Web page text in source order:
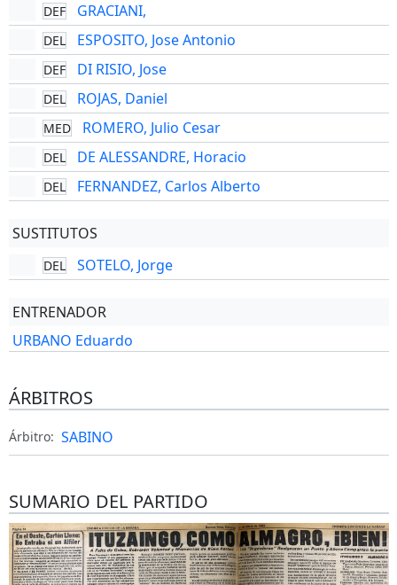
DEF GRACIANI,
DEL ESPOSITO, Jose Antonio
DEF DI RISIO, Jose
DEL ROJAS, Daniel
MED ROMERO, Julio Cesar
DEL DE ALESSANDRE, Horacio
DEL FERNANDEZ, Carlos Alberto
SUSTITUTOS
DEL SOTELO, Jorge
ENTRENADOR
URBANO Eduardo
ÁRBITROS
Árbitro: SABINO
SUMARIO DEL PARTIDO